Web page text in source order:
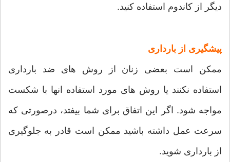
دیگر از کاندوم استفاده کنید.
پیشگیری از بارداری
ممکن است بعضی زنان از روش های ضد بارداری
استفاده نکنند یا روش های مورد استفاده انها با شکست
مواجه شود. اگر این اتفاق برای شما بیفتد، درصورتی که
سرعت عمل داشته باشید ممکن است قادر به جلوگیری
از بارداری شوید.